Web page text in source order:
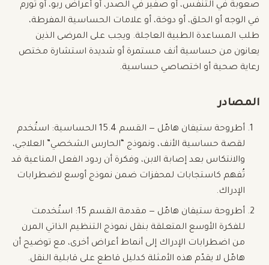
صعوبة في التنفس، أو صفير في الصدر، أو أعراض ربو، أو تورم
في الوجه أو الحلق، أو دوخة، أو علامات الحساسية المفرطة،
طلب المساعدة الطبية العاجلة. ويجب على المرضى الذين
يعانون من حساسية أنف مستمرة أو شديدة استشارة مختص
رعاية صحية أو اختصاصي حساسية.
المصادر
أطروحة ستيفان هامّل — القسم 15.4 الحساسية: استُخدم
لقصة حساسية الأنف، ونموذج “الحارس الشخصي” العلاجي،
والانتكاس بعد إصابة الابن، وفكرة أن ردود الفعل المناعية قد
تُفهم كاستجابات لمحفزات ضمن نموذج أوسع لاضطرابات
الإدراك.
أطروحة ستيفان هامّل — مقدمة القسم 15: استُخدمت
للفكرة الأوسع المتعلقة بنقل نموذج التنظيم الذاتي المرن
من اضطرابات الإدراك إلى أنماط أعراض أخرى، مع توضيح أن
هامّل لا يقدّم هذه الأمثلة كدليل قاطع على قابلية النقل.